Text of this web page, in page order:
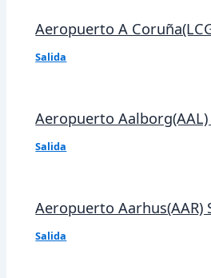
Aeropuerto A
Salida
Aeropuerto Aalborg(AAL)
Salida
Aeropuerto Aarhus(AAR)
Salida